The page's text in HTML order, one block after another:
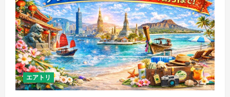
エアトリ